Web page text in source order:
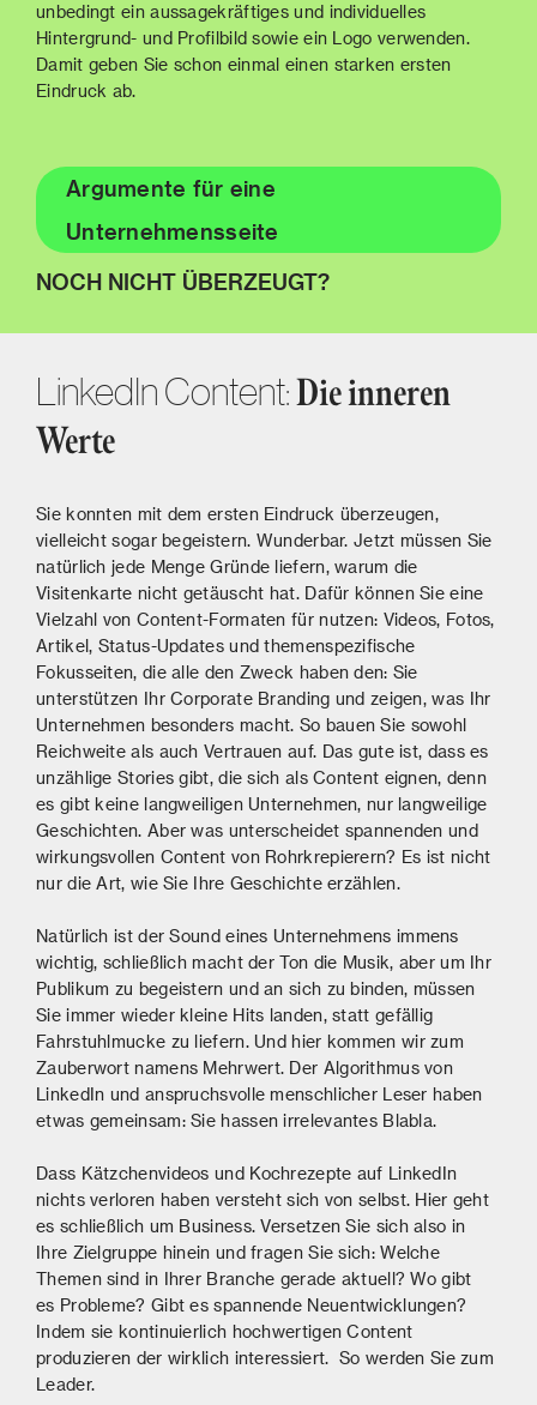
unbedingt ein aussagekräftiges und individuelles
Hintergrund- und Profilbild sowie ein Logo verwenden.
Damit geben Sie schon einmal einen starken ersten
Eindruck ab.
Argumente für eine
Unternehmensseite
NOCH NICHT ÜBERZEUGT?
LinkedIn Content:Die inneren
Werte
Sie konnten mit dem ersten Eindruck überzeugen,
vielleicht sogar begeistern. Wunderbar. Jetzt müssen Sie
natürlich jede Menge Gründe liefern, warum die
Visitenkarte nicht getäuscht hat. Dafür können Sie eine
Vielzahl von Content-Formaten für nutzen: Videos, Fotos,
Artikel, Status-Updates und themenspezifische
Fokusseiten, die alle den Zweck haben den: Sie
unterstützen Ihr Corporate Branding und zeigen, was Ihr
Unternehmen besonders macht. So bauen Sie sowohl
Reichweite als auch Vertrauen auf. Das gute ist, dass es
unzählige Stories gibt, die sich als Content eignen, denn
es gibt keine langweiligen Unternehmen, nur langweilige
Geschichten. Aber was unterscheidet spannenden und
wirkungsvollen Content von Rohrkrepierern? Es ist nicht
nur die Art, wie Sie Ihre Geschichte erzählen.
Natürlich ist der Sound eines Unternehmens immens
wichtig, schließlich macht der Ton die Musik, aber um Ihr
Publikum zu begeistern und an sich zu binden, müssen
Sie immer wieder kleine Hits landen, statt gefällig
Fahrstuhlmucke zu liefern. Und hier kommen wir zum
Zauberwort namens Mehrwert. Der Algorithmus von
LinkedIn und anspruchsvolle menschlicher Leser haben
etwas gemeinsam: Sie hassen irrelevantes Blabla.
Dass Kätzchenvideos und Kochrezepte auf LinkedIn
nichts verloren haben versteht sich von selbst. Hier geht
es schließlich um Business. Versetzen Sie sich also in
Ihre Zielgruppe hinein und fragen Sie sich: Welche
Themen sind in Ihrer Branche gerade aktuell? Wo gibt
es Probleme? Gibt es spannende Neuentwicklungen?
Indem sie kontinuierlich hochwertigen Content
produzieren der wirklich interessiert. So werden Sie zum
Leader.